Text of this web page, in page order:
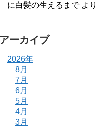
に白髪の生えるまでより
アーカイブ
2026年
8月
7月
6月
5月
4月
3月